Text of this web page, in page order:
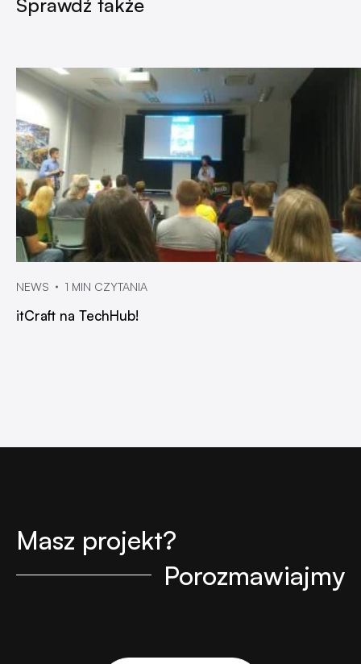
NEWS 1 MIN CZYTANIA
itCraft na TechHub!
Masz projekt?
Porozmawiajmy